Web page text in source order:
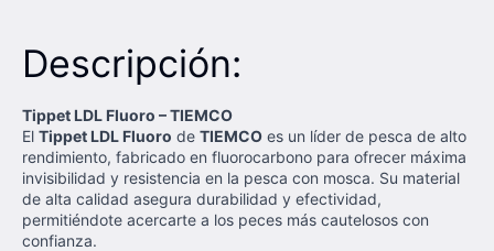
Descripción:
Tippet LDL Fluoro – TIEMCO
El Tippet LDL Fluoro de TIEMCO es un líder de pesca de alto
rendimiento, fabricado en fluorocarbono para ofrecer máxima
invisibilidad y resistencia en la pesca con mosca. Su material
de alta calidad asegura durabilidad y efectividad,
permitiéndote acercarte a los peces más cautelosos con
confianza.